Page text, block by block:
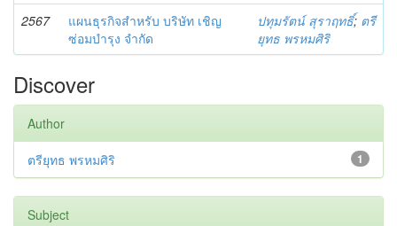
2567
แผนธุรกิจสำหรับ บริษัท เชิญ
ซ่อมบำรุง จำกัด
ปทุมรัตน์ สุราฤทธิ์; ตรี
ยุทธ พรหมศิริ
Discover
Author
1
ตรียุทธ พรหมศิริ
Subject